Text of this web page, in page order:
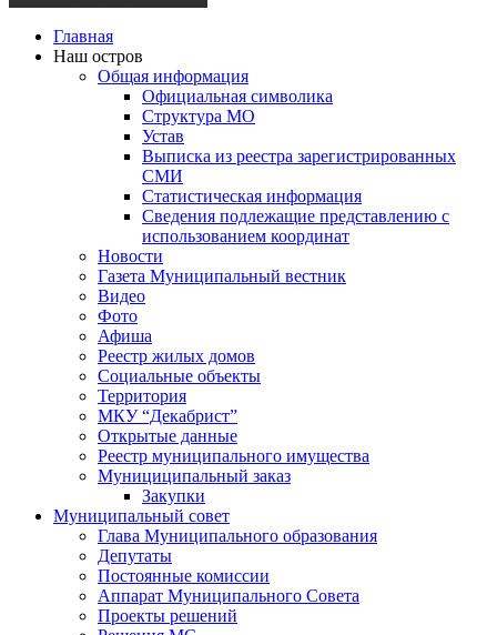
Главная
Наш остров
Общая информация
Официальная символика
Структура МО
Устав
Выписка из реестра зарегистрированных
СМИ
Статистическая информация
Сведения подлежащие представлению с
использованием координат
Новости
Газета Муниципальный вестник
Видео
Фото
Афиша
Реестр жилых домов
Социальные объекты
Территория
МКУ “Декабрист”
Открытые данные
Реестр муниципального имущества
Мунициципальный заказ
Закупки
Муниципальный совет
Глава Муниципального образования
Депутаты
Постоянные комиссии
Аппарат Муниципального Совета
Проекты решений